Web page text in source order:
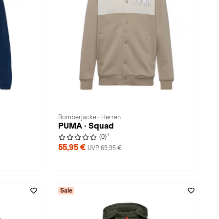
Bomberjacke · Herren
PUMA · Squad
(0) 1
55,95 € UVP 69,95 €
Sale